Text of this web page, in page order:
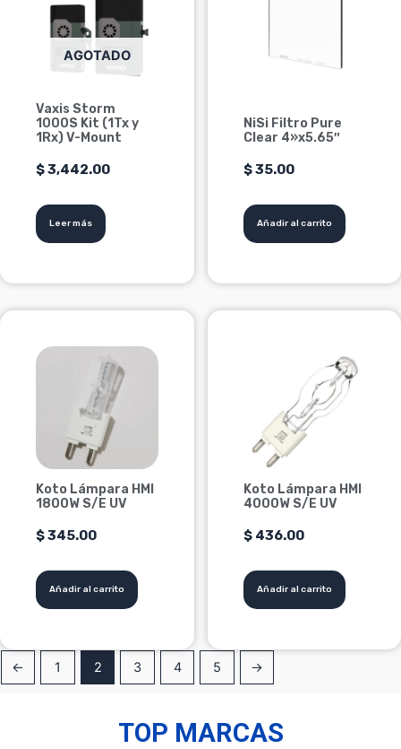
AGOTADO
Vaxis Storm
1000S Kit (1Tx y
1Rx) V-Mount
$3,442.00
Leer más
NiSi Filtro Pure
Clear 4»x5.65″
$35.00
Añadir al carrito
Koto Lámpara HMI
1800W S/E UV
$345.00
Añadir al carrito
Koto Lámpara HMI
4000W S/E UV
$436.00
Añadir al carrito
← 1 2 3 4 5 →
TOP MARCAS